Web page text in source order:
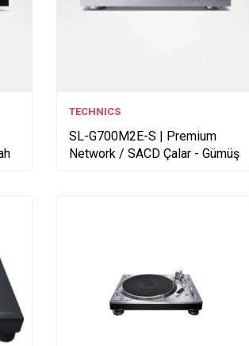
TECHNICS
SL-G700M2E-S | Premium
Network / SACD Çalar - Gümüş